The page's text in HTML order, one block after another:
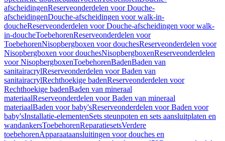
afscheidingenReserveonderdelen voor Douche-
afscheidingenDouche-afscheidingen voor walk-in-
doucheReserveonderdelen voor Douche-afscheidingen voor walk-
in-doucheToebehorenReserveonderdelen voor
ToebehorenNisopbergboxen voor douchesReserveonderdelen voor
Nisopbergboxen voor douchesNisopbergboxenReserveonderdelen
voor NisopbergboxenToebehorenBadenBaden van
sanitairacrylReserveonderdelen voor Baden van
sanitairacrylRechthoekige badenReserveonderdelen voor
Rechthoekige badenBaden van mineraal
materiaalReserveonderdelen voor Baden van mineraal
materiaalBaden voor baby'sReserveonderdelen voor Baden voor
baby'sInstallatie-elementenSets steunpoten en sets aansluitplaten en
wandankersToebehorenReparatiesetsVerdere
toebehorenApparaataansluitingen voor douches en